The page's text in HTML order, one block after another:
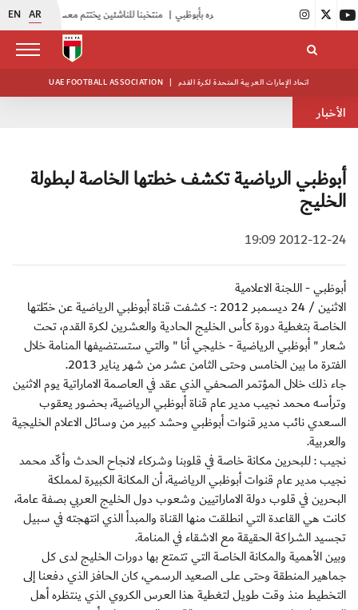
EN AR منتخبنا للناشئين يختتم معسكره الخارجي في صربيا |
UAE FOOTBALL ASSOCIATION | اتحاد الإمارات العربية المتحدة لكرة القدم
الأخبار
أبوظبي الرياضية تكشف خطتها الخاصة لبطولة
الخليج
2012-12-24 19:09
أبوظبي - اللجنة الاعلامية
الاثنين / 24 ديسمبر 2012 :- كشفت قناة أبوظبي الرياضية عن خطّتها
الخاصة بتغطية دورة كأس الخليج الحادية والعشرين لكرة القدم، تحت
شعار " أبوظبي الرياضية - خليجي أنا " والتي ستستضيفها المنامة خلال
الفترة ما بين الخامس وحتى الثامن عشر من شهر يناير 2013.
جاء ذلك خلال المؤتمر الصحفي الذي عقد في العاصمة الاماراتية يوم الاثنين
وترأسه محمد نجيب مدير عام قناة أبوظبي الرياضية، بحضور يعقوب
السعدي نائب مدير قنوات أبوظبي وحشد كبير من وسائل الاعلام الخليجية
والعربية.
نجيب : للبحرين مكانة خاصة في قلوبنا وشركاء لانجاح الحدث وأكّد محمد
نجيب مدير عام قنوات أبوظبي الرياضية، أن المكانة الكبيرة لمملكة
البحرين في قلوب دولة الاماراتيين وشعوب دول الخليج العربي بصفة عامة،
كانت هي القاعدة التي انطلقت منها القناة والمبدأ الذي انتهجته في سبيل
تجسيد الشراكة الحقيقة مع الاشقاء في المنامة.
وبين الأهمية والمكانة الخاصة التي تتمتع بها دورات الخليج لدى كل
جماهير المنطقة وحتى على الصعيد الرسمي، كان الحافز الذي دفعنا إلى
التخطيط منذ وقت طويل لتغطية هذا العرس الكروي الذي ينتظره أهل